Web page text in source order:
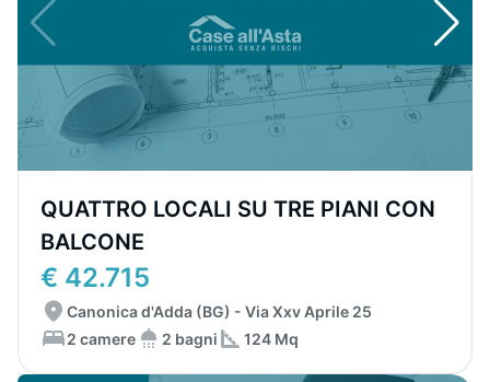
QUATTRO LOCALI SU TRE PIANI CON
BALCONE
€ 42.715
Canonica d'Adda (BG) - Via Xxv Aprile 25
2 camere
2 bagni 124 Mq